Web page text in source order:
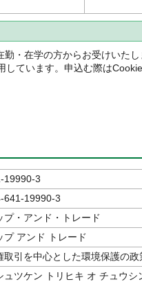
・在学の方からお受けいたし
ています。申込む際は
19990-3
641-19990-3
プ・アンド・トレード
プ アンド トレード
取引を中心とした環境保護の政
ュツケン トリヒキ オ チュウ